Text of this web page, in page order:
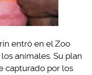
entró en el Zoo
animales. Su plan
capturado por los